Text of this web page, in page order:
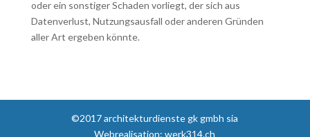
oder ein sonstiger Schaden vorliegt, der sich aus
Datenverlust, Nutzungsausfall oder anderen Gründen
aller Art ergeben könnte.
©2017 architekturdienste gk gmbh sia
Webrealisation: werk314.ch